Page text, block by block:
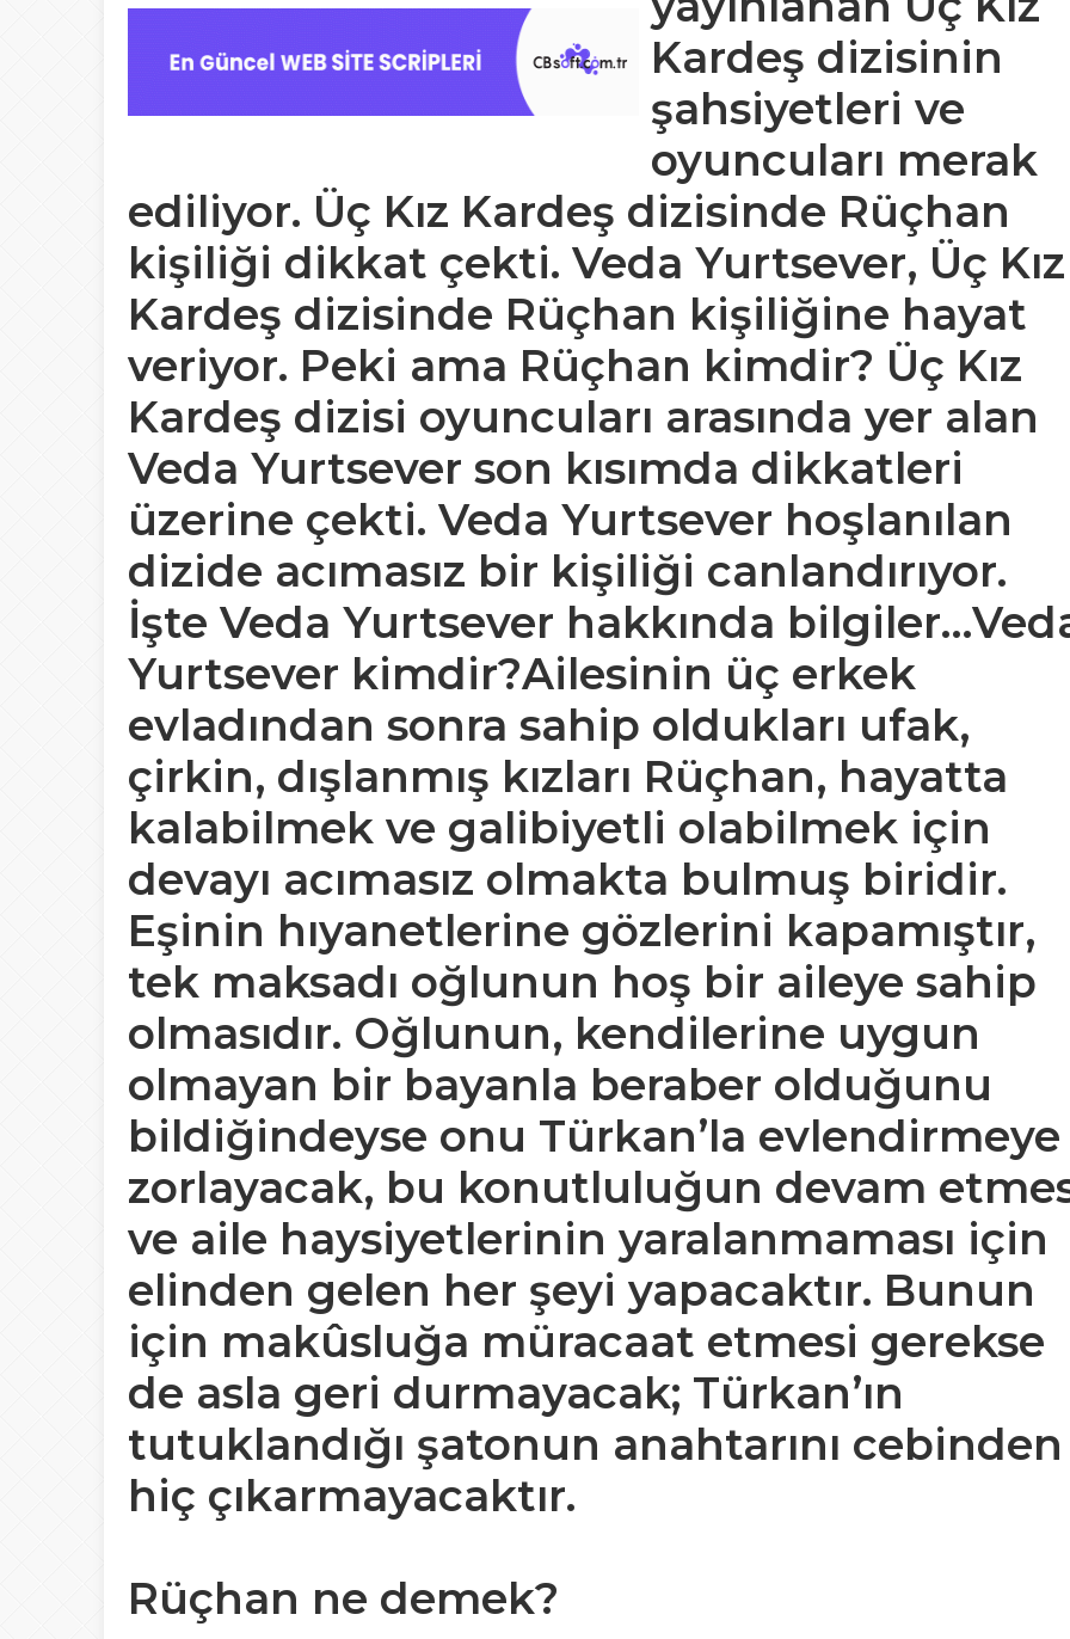
Kardeş dizisinin
şahsiyetleri ve
oyuncuları merak
ediliyor. Üç Kız Kardeş dizisinde Rüçhan
kişiliği dikkat çekti. Veda Yurtsever, Üç Kız
Kardeş dizisinde Rüçhan kişiliğine hayat
veriyor. Peki ama Rüçhan kimdir? Üç Kız
Kardeş dizisi oyuncuları arasında yer alan
Veda Yurtsever son kısımda dikkatleri
üzerine çekti. Veda Yurtsever hoşlanılan
dizide acımasız bir kişiliği canlandırıyor.
İşte Veda Yurtsever hakkında bilgiler…
Yurtsever kimdir?Ailesinin üç erkek
evladından sonra sahip oldukları ufak,
çirkin, dışlanmış kızları Rüçhan, hayatta
kalabilmek ve galibiyetli olabilmek için
devayı acımasız olmakta bulmuş biridir.
Eşinin hıyanetlerine gözlerini kapamıştır,
tek maksadı oğlunun hoş bir aileye sahip
olmasıdır. Oğlunun, kendilerine uygun
olmayan bir bayanla beraber olduğunu
bildiğindeyse onu Türkan’la evlendirmeye
zorlayacak, bu konutluluğun devam
ve aile haysiyetlerinin yaralanmaması için
elinden gelen her şeyi yapacaktır. Bunun
için makûsluğa müracaat etmesi gerekse
de asla geri durmayacak; Türkan’ın
tutuklandığı şatonun anahtarını cebinden
hiç çıkarmayacaktır.
Rüçhan ne demek?